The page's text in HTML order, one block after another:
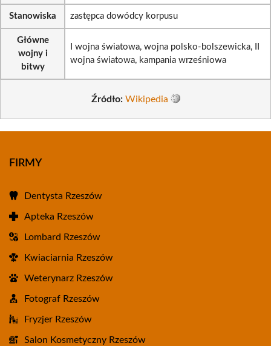
Stanowiska zastępca dowódcy korpusu
Główne
wojny i
bitwy
I wojna światowa, wojna polsko-bolszewicka, II
wojna światowa, kampania wrześniowa
Źródło: Wikipedia
FIRMY
Dentysta Rzeszów
Apteka Rzeszów
Lombard Rzeszów
Kwiaciarnia Rzeszów
Weterynarz Rzeszów
Fotograf Rzeszów
Fryzjer Rzeszów
Salon Kosmetyczny Rzeszów